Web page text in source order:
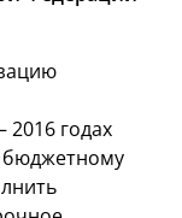
годах
бюджетному